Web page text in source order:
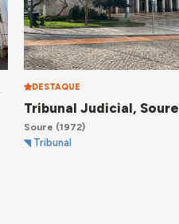
DESTAQUE
Tribunal Judicial, Soure
Soure (1972)
Tribunal